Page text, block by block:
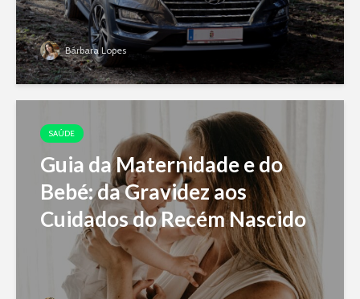
Bárbara Lopes
SAÚDE
Guia da Maternidade e do
Bebé: da Gravidez aos
Cuidados do Recém Nascido